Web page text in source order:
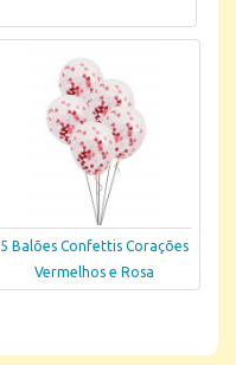
5 Balões Confettis Corações
Vermelhos e Rosa